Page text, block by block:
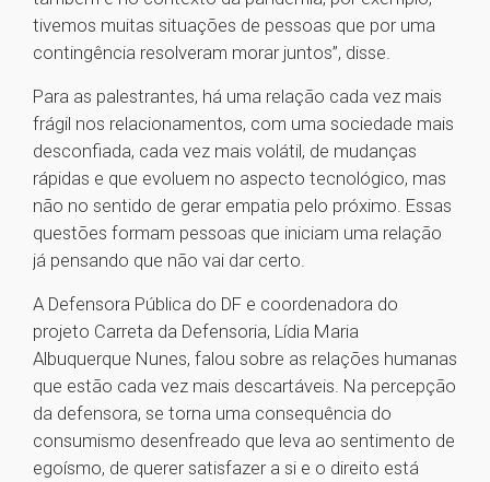
tivemos muitas situações de pessoas que por uma
contingência resolveram morar juntos”, disse.
Para as palestrantes, há uma relação cada vez mais
frágil nos relacionamentos, com uma sociedade mais
desconfiada, cada vez mais volátil, de mudanças
rápidas e que evoluem no aspecto tecnológico, mas
não no sentido de gerar empatia pelo próximo. Essas
questões formam pessoas que iniciam uma relação
já pensando que não vai dar certo.
A Defensora Pública do DF e coordenadora do
projeto Carreta da Defensoria, Lídia Maria
Albuquerque Nunes, falou sobre as relações humanas
que estão cada vez mais descartáveis. Na percepção
da defensora, se torna uma consequência do
consumismo desenfreado que leva ao sentimento de
egoísmo, de querer satisfazer a si e o direito está